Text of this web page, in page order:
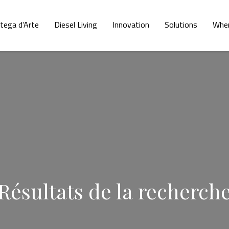
d'Arte Diesel Living Innovation Solutions
de la